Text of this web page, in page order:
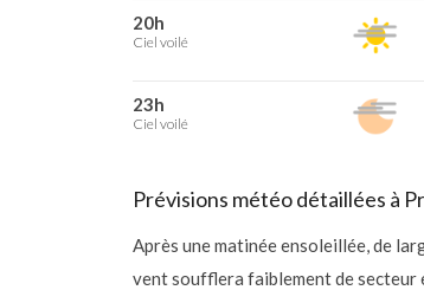
20h
Ciel voilé
23h
Ciel voilé
Prévisions météo détaillées à
Après une matinée ensoleillée, de
vent soufflera faiblement de secteur